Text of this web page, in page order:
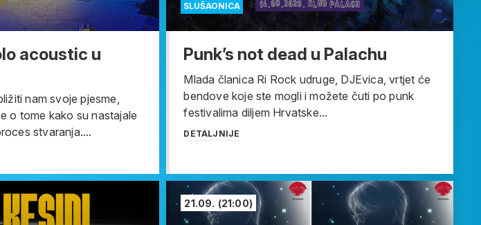
acoustic u
nam svoje pjesme,
o tome kako su nastajale
stvaranja....
SLUŠAONICA
Punk’s not dead u Palachu
Mlada članica Ri Rock udruge, DJEvica, vrtjet će
bendove koje ste mogli i možete čuti po punk
festivalima diljem Hrvatske...
DETALJNIJE
21.09. (21:00)